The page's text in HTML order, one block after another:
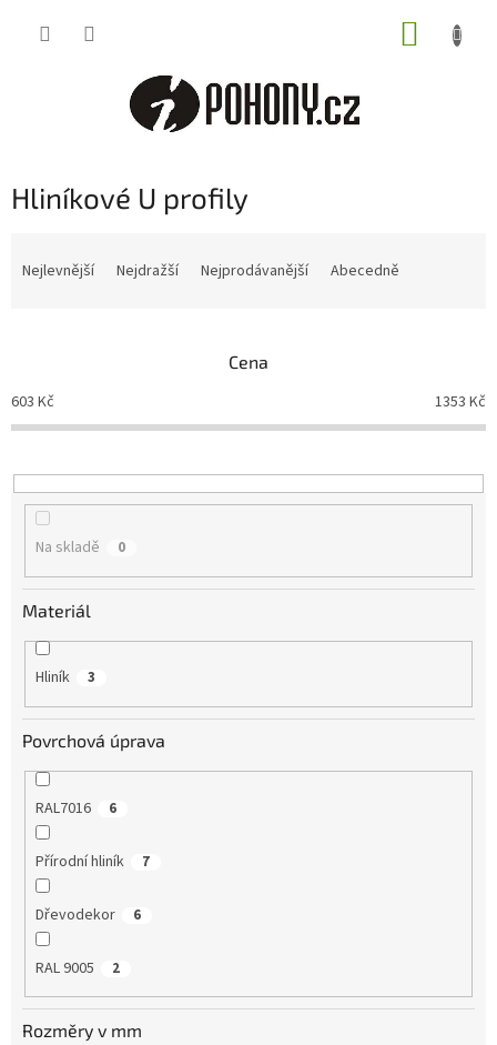
Hliníkové U profily
p
r
o
u
Nejlevnější Nejdražší Nejprodávanější Abecedně
Cena
603 Kč 1353 Kč
Na skladě 0
Materiál
Hliník 3
Povrchová úprava
RAL7016 6
Přírodní hliník 7
Dřevodekor 6
RAL 9005 2
Rozměry v mm